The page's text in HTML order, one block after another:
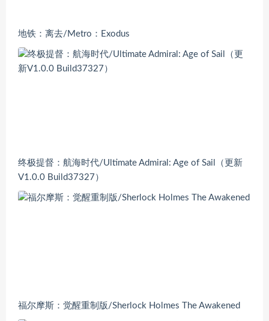
地铁：离去/Metro：Exodus
终极提督：航海时代/Ultimate Admiral: Age of Sail（更新
V1.0.0 Build37327）
福尔摩斯：觉醒重制版/Sherlock Holmes The Awakened